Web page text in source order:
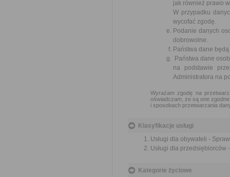
jak również prawo
W przypadku
wycofać zgodę.
Podanie danych
dobrowolne.
Państwa dane
Państwa dane
na podstawie
Administratora na
Wyrażam zgodę na
oświadczam, że są one
i sposobach przetwarzania
Klasyfikacje usługi
Usługi dla obywateli -
Usługi dla przedsiębiorców
Kategorie życiowe